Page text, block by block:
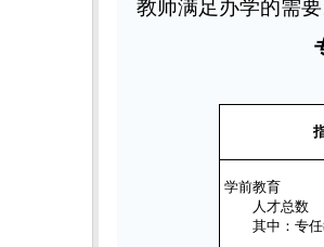
教师满足办学的需
学前教育
人才总数
其中：专任